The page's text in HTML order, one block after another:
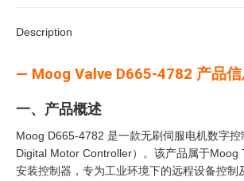
Description
— Moog Valve D665-4782 产品
一、产品概述
Moog D665-4782 是一款无刷伺服电机数字
Digital Motor Controller）。该产品属于Moog
安装控制器，专为工业环境下的远程设备控制